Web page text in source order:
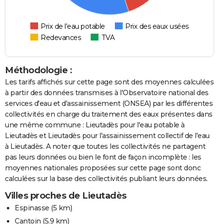
Prix de l'eau potable
Prix des eaux usées
Redevances
TVA
Méthodologie :
Les tarifs affichés sur cette page sont des moyennes calculées
à partir des données transmises à l'Observatoire national des
services d'eau et d'assainissement (ONSEA) par les différentes
collectivités en charge du traitement des eaux présentes dans
une même commune : Lieutadès pour l'eau potable à
Lieutadès et Lieutadès pour l'assainissement collectif de l'eau
à Lieutadès. A noter que toutes les collectivités ne partagent
pas leurs données ou bien le font de façon incomplète : les
moyennes nationales proposées sur cette page sont donc
calculées sur la base des collectivités publiant leurs données.
Villes proches de Lieutadès
Espinasse (5 km)
Cantoin (5.9 km)